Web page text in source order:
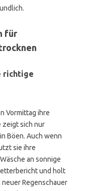
für
richtige
Vormittag ihre
zeigt sich nur
Böen. Auch wenn
sie ihre
an sonnige
und holt
Regenschauer